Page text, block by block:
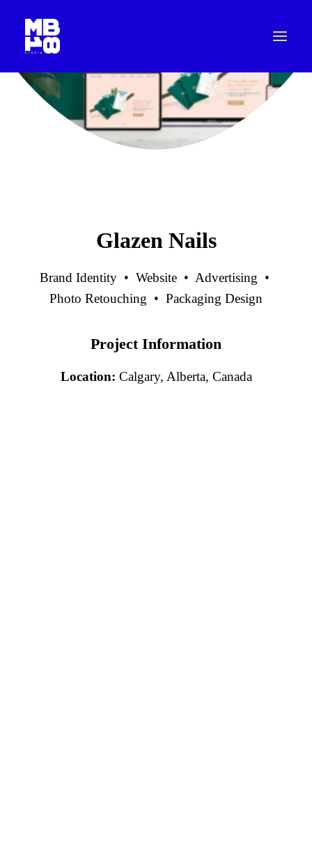
Glazen Nails
Brand Identity • Website • Advertising •
Photo Retouching • Packaging Design
Project Information
Location: Calgary, Alberta, Canada